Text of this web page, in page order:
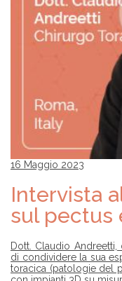
16 Maggio 2023
Intervista
sul pectus
Dott. Claudio
di condividere la sua
toracica (patologie del